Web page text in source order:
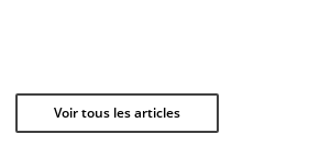
Voir tous les articles